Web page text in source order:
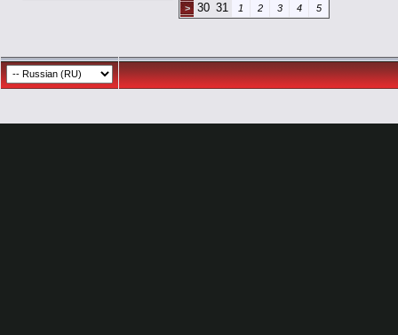
> 30 31 1 2 3 4 5